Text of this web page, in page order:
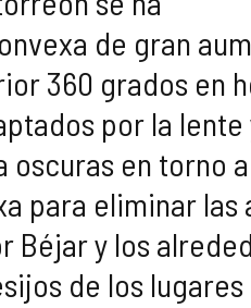
de gran
360 grados en
por la
en torno
para eliminar las
Béjar y los
de los